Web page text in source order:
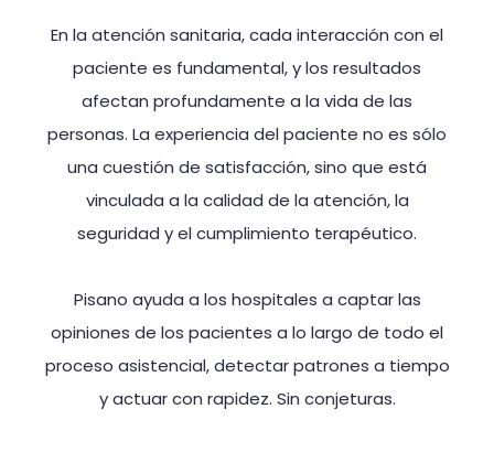
En la atención sanitaria, cada interacción con el
paciente es fundamental, y los resultados
afectan profundamente a la vida de las
personas. La experiencia del paciente no es sólo
una cuestión de satisfacción, sino que está
vinculada a la calidad de la atención, la
seguridad y el cumplimiento terapéutico.
Pisano ayuda a los hospitales a captar las
opiniones de los pacientes a lo largo de todo el
proceso asistencial, detectar patrones a tiempo
y actuar con rapidez. Sin conjeturas.